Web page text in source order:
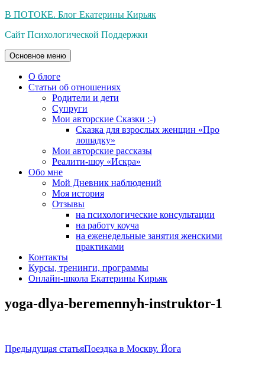
Перейти
содержимому
В ПОТОКЕ. Блог Екатерины Кирьяк
Сайт Психологической Поддержки
Основное меню
О блоге
Статьи об отношениях
Родители и дети
Супруги
Мои авторские Сказки :-)
Сказка для взрослых женщин «Про
лошадку»
Мои авторские рассказы
Реалити-шоу «Искра»
Обо мне
Мой Дневник наблюдений
Моя история
Отзывы
на психологические консультации
на работу коуча
на еженедельные занятия женскими
практиками
Контакты
Курсы, тренинги, программы
Онлайн-школа Екатерины Кирьяк
yoga-dlya-beremennyh-instruktor-1
Навигация
Предыдущая статьяПоездка в Москву. Йога